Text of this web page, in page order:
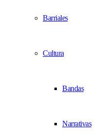
Barriales
Cultura
Bandas
Narrativas